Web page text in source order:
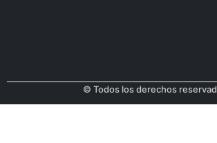
© Todos los derechos